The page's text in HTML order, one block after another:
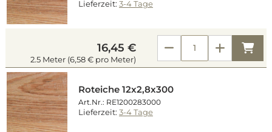
Lieferzeit: 3-4 Tage
16,45 €
2.5 Meter (6,58 € pro Meter)
Roteiche 12x2,8x300
Art.Nr.: RE1200283000
Lieferzeit: 3-4 Tage